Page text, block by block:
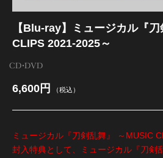
【Blu-ray】ミュージカル『
CLIPS 2021-2025～
CD・DVD
6,600円 （税込）
ミュージカル『刀剣乱舞』 ～MUSIC
封入特典として、ミュージカル『刀剣